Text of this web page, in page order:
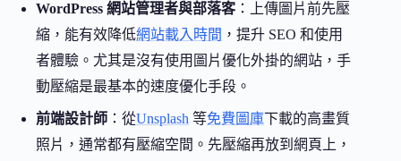
WordPress 網站管理者與部落客 ：上傳圖片前先壓
縮，能有效降低網站載入時間 ，提升 SEO 和使用
者體驗。尤其是沒有使用圖片優化外掛的網站，手
動壓縮是最基本的速度優化手段。
前端設計師 ：從Unsplash 等免費圖庫下載的高畫質
照片，通常都有壓縮空間。先壓縮再放到網頁上，